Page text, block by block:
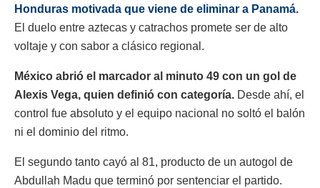
Honduras motivada que viene de eliminar a Panamá.
El duelo entre aztecas y catrachos promete ser de alto
voltaje y con sabor a clásico regional.
México abrió el marcador al minuto 49 con un gol de
Alexis Vega, quien definió con categoría. Desde ahí, el
control fue absoluto y el equipo nacional no soltó el balón
ni el dominio del ritmo.
El segundo tanto cayó al 81, producto de un autogol de
Abdullah Madu que terminó por sentenciar el partido.